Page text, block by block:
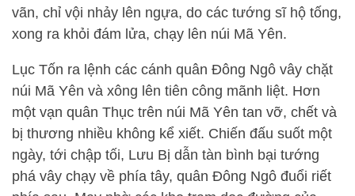
vãn, chỉ vội nhảy lên ngựa, do các tướng sĩ hộ tống,
xong ra khỏi đám lửa, chạy lên núi Mã Yên.
Lục Tốn ra lệnh các cánh quân Đông Ngô vây chặt
núi Mã Yên và xông lên tiên công mãnh liệt. Hơn
một vạn quân Thục trên núi Mã Yên tan vỡ, chết và
bị thương nhiều không kể xiết. Chiến đấu suốt một
ngày, tới chập tối, Lưu Bị dẫn tàn bình bại tướng
phá vây chạy về phía tây, quân Đông Ngô đuổi riết